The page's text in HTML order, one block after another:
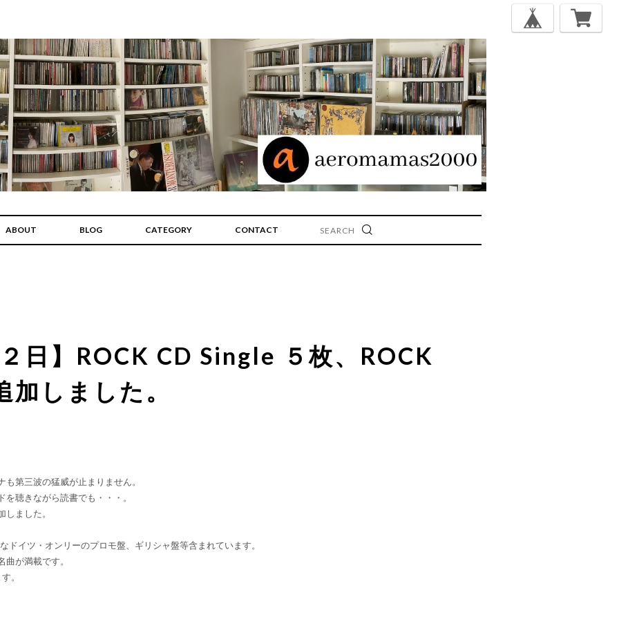
ABOUT BLOG CATEGORY CONTACT
日】ROCK CD Single ５枚、ROCK
しました。
第三波の猛威が止まりません。
聴きながら読書でも・・・。
ました。
ドイツ・オンリーのプロモ盤、ギリシャ盤等含まれています。
が満載です。
。